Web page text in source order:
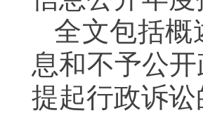
全文包括概
息和不予公
提起行政诉